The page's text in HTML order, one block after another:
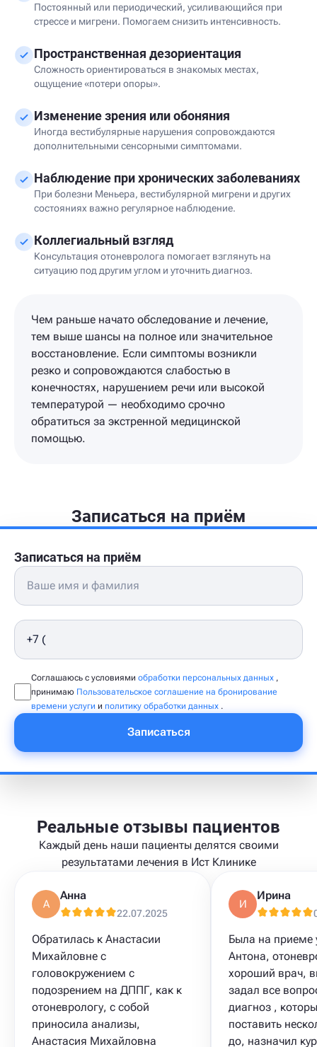
Постоянный или периодический, усиливающийся при
стрессе и мигрени. Помогаем снизить интенсивность.
Пространственная дезориентация
Сложность ориентироваться в знакомых местах,
ощущение «потери опоры».
Изменение зрения или обоняния
Иногда вестибулярные нарушения сопровождаются
дополнительными сенсорными симптомами.
Наблюдение при хронических заболеваниях
При болезни Меньера, вестибулярной мигрени и других
состояниях важно регулярное наблюдение.
Коллегиальный взгляд
Консультация отоневролога помогает взглянуть на
ситуацию под другим углом и уточнить диагноз.
Чем раньше начато обследование и лечение,
тем выше шансы на полное или значительное
восстановление. Если симптомы возникли
резко и сопровождаются слабостью в
конечностях, нарушением речи или высокой
температурой — необходимо срочно
обратиться за экстренной медицинской
помощью.
Записаться на приём
Записаться на приём
Соглашаюсь с условиями обработки персональных данных ,
принимаю Пользовательское соглашение на бронирование
времени услуги и политику обработки данных .
Записаться
Реальные отзывы пациентов
Каждый день наши пациенты делятся своими
результатами лечения в Ист Клинике
А
Анна
22.07.2025
Обратилась к Анастасии
Михайловне с
головокружением с
подозрением на ДППГ, как к
отоневрологу, с собой
приносила анализы,
Анастасия Михайловна
И
Ирина
Была на приеме
Антона,
хороший врач,
задал все
диагноз ,
поставить
до, назначил